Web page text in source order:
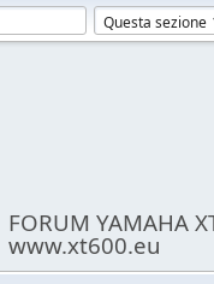
FORUM YAMAHA
www.xt600.eu